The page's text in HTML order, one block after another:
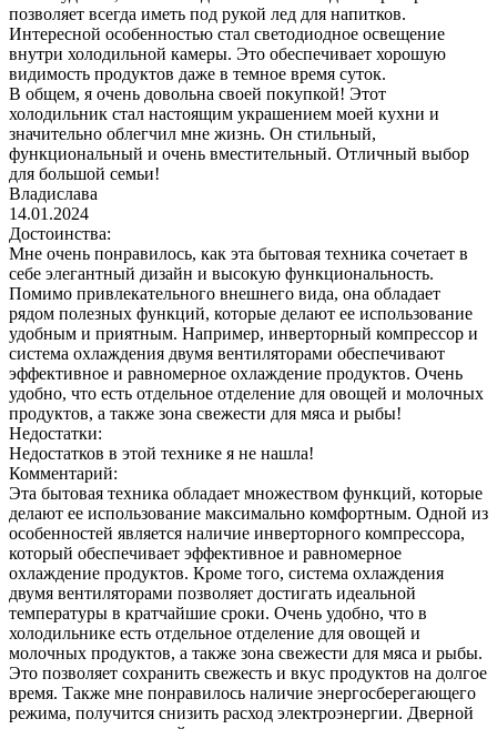
позволяет всегда иметь под рукой лед для напитков.
Интересной особенностью стал светодиодное освещение
внутри холодильной камеры. Это обеспечивает хорошую
видимость продуктов даже в темное время суток.
В общем, я очень довольна своей покупкой! Этот
холодильник стал настоящим украшением моей кухни и
значительно облегчил мне жизнь. Он стильный,
функциональный и очень вместительный. Отличный выбор
для большой семьи!
Владислава
14.01.2024
Достоинства:
Мне очень понравилось, как эта бытовая техника сочетает в
себе элегантный дизайн и высокую функциональность.
Помимо привлекательного внешнего вида, она обладает
рядом полезных функций, которые делают ее использование
удобным и приятным. Например, инверторный компрессор и
система охлаждения двумя вентиляторами обеспечивают
эффективное и равномерное охлаждение продуктов. Очень
удобно, что есть отдельное отделение для овощей и молочных
продуктов, а также зона свежести для мяса и рыбы!
Недостатки:
Недостатков в этой технике я не нашла!
Комментарий:
Эта бытовая техника обладает множеством функций, которые
делают ее использование максимально комфортным. Одной из
особенностей является наличие инверторного компрессора,
который обеспечивает эффективное и равномерное
охлаждение продуктов. Кроме того, система охлаждения
двумя вентиляторами позволяет достигать идеальной
температуры в кратчайшие сроки. Очень удобно, что в
холодильнике есть отдельное отделение для овощей и
молочных продуктов, а также зона свежести для мяса и рыбы.
Это позволяет сохранить свежесть и вкус продуктов на долгое
время. Также мне понравилось наличие энергосберегающего
режима, получится снизить расход электроэнергии. Дверной